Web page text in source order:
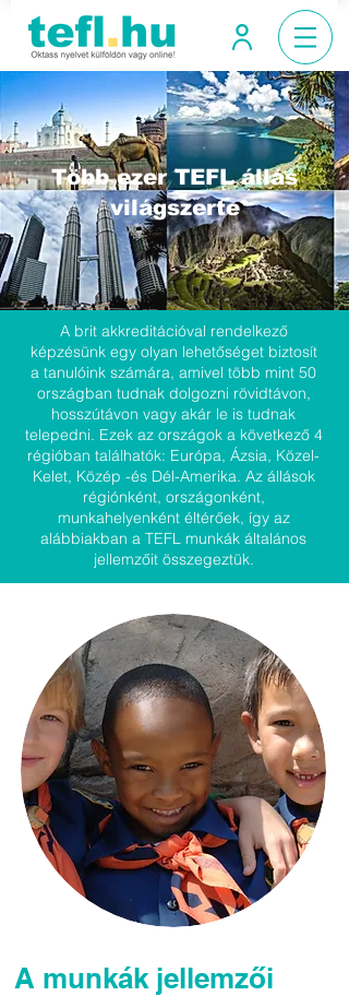
Több ezer TEFL állás
világszerte
A brit akkreditációval rendelkező
képzésünk egy olyan lehetőséget biztosít
a tanulóink számára, amivel több mint 50
országban tudnak dolgozni rövidtávon,
hosszútávon vagy akár le is tudnak
telepedni. Ezek az országok a következő 4
régióban találhatók: Európa, Ázsia, Közel-
Kelet, Közép -és Dél-Amerika. Az állások
régiónként, országonként,
munkahelyenként éltérőek, így az
alábbiakban a TEFL munkák általános
jellemzőit összegeztük.
A munkák jellemzői